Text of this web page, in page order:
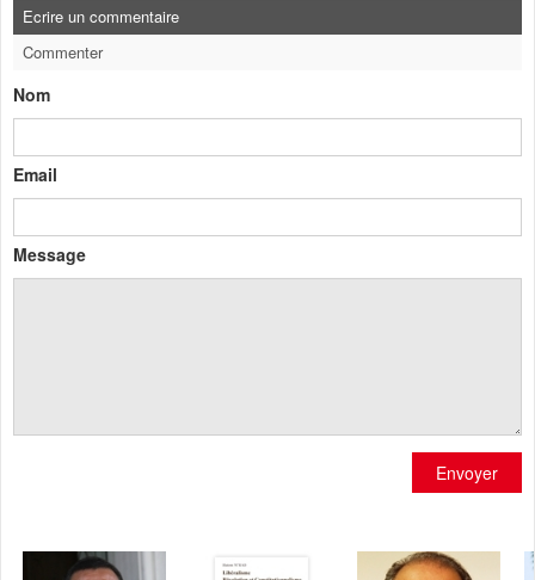
Ecrire un commentaire
Commenter
Nom
Email
Message
Envoyer